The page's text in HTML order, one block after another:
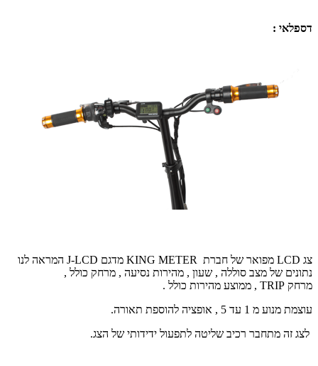
דספלאי :
צג LCD מפואר של חברת KING METER מדגם J-LCD המראה לנו
נתונים של מצב סוללה , שעון , מהירות נסיעה , מרחק כולל ,
מרחק TRIP , ממוצע מהירות כולל .
עוצמת מנוע מ 1 עד 5 , אופציה להוספת תאורה.
לצג זה מתחבר רכיב שליטה לתפעול ידידותי של הצג.